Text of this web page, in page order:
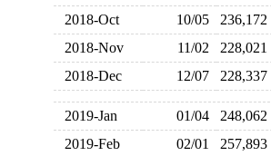
2018-Oct
10/05 236,172
2018-Nov
11/02 228,021
2018-Dec
12/07 228,337
2019-Jan 01/04 248,062
2019-Feb
02/01 257,893